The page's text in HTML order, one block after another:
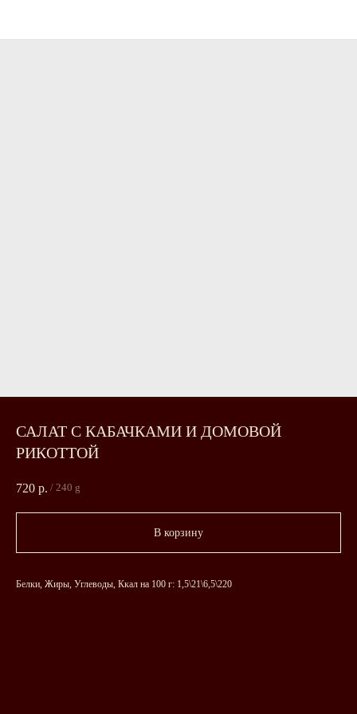
САЛАТ С КАБАЧКАМИ И ДОМОВОЙ
РИКОТТОЙ
720 р. / 240 g
В корзину
Белки, Жиры, Углеводы, Ккал на 100 г: 1,5\21\6,5\220